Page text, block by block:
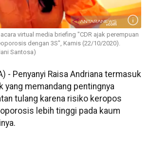
virtual media briefing "CDR ajak perempuan
dengan 3S", Kamis (22/10/2020).
Santosa)
- Penyanyi Raisa Andriana termasuk
yang memandang pentingnya
tulang karena risiko keropos
lebih tinggi pada kaum